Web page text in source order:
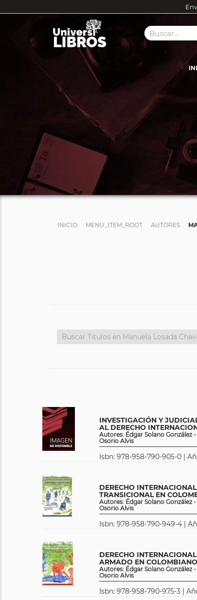
INICIO MENU_ITEM_ROOT AUTORES
INVESTIGACIÓN Y
AL DERECHO
Autores: Édgar Solano González
Osorio Alvis
Isbn: 978-958-790-905-0 |
DERECHO
TRANSICIONAL EN
Autores: Édgar Solano González
Osorio Alvis
Isbn: 978-958-790-949-4 |
DERECHO
ARMADO EN
Autores: Édgar Solano González
Osorio Alvis
Isbn: 978-958-790-975-3 |